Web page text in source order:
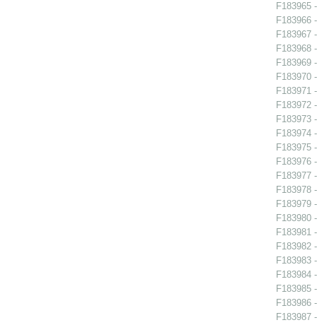
F183965
F183966
F183967
F183968
F183969
F183970
F183971
F183972
F183973
F183974
F183975
F183976
F183977
F183978
F183979
F183980
F183981
F183982
F183983
F183984
F183985
F183986
F183987